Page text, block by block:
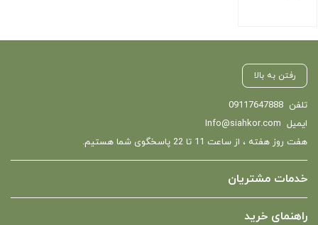
رفتن به بالا
تلفن 09117647888
ایمیل Info@siahkor.com
هفت روز هفته ، از ساعت 11 تا 22 پاسخگوی شما هستیم.
خدمات مشتریان
راهنمای خرید